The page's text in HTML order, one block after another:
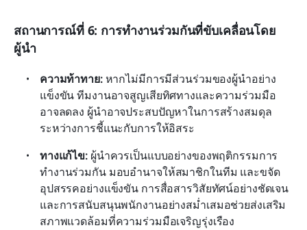
สถานการณ์ที่ 6: การทำงานร่วมกันที่ขับเคลื่อนโดย
ผู้นำ
ความท้าทาย: หากไม่มีการมีส่วนร่วมของผู้นำอย่าง
แข็งขัน ทีมงานอาจสูญเสียทิศทางและความร่วมมือ
อาจลดลง ผู้นำอาจประสบปัญหาในการสร้างสมดุล
ระหว่างการชี้แนะกับการให้อิสระ
ทางแก้ไข: ผู้นำควรเป็นแบบอย่างของพฤติกรรมการ
ทำงานร่วมกัน มอบอำนาจให้สมาชิกในทีม และขจัด
อุปสรรคอย่างแข็งขัน การสื่อสารวิสัยทัศน์อย่างชัดเจน
และการสนับสนุนพนักงานอย่างสม่ำเสมอช่วยส่งเสริม
สภาพแวดล้อมที่ความร่วมมือเจริญรุ่งเรือง